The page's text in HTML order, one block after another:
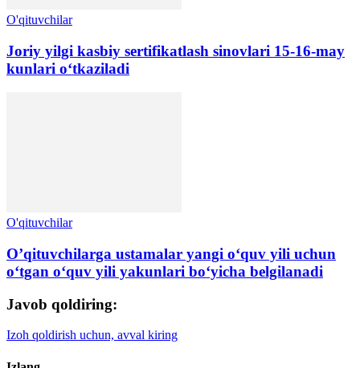
O'qituvchilar
Joriy yilgi kasbiy sertifikatlash sinovlari 15-16-may
kunlari oʻtkaziladi
O'qituvchilar
O’qituvchilarga ustamalar yangi oʻquv yili uchun
oʻtgan oʻquv yili yakunlari boʻyicha belgilanadi
Javob qoldiring:
Izoh qoldirish uchun, avval kiring